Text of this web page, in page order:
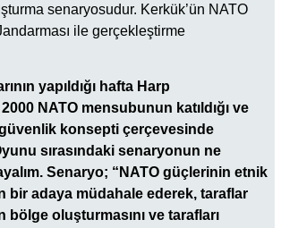
senaryosudur. Kerkük’ün NATO
ile gerçekleştirme
yapıldığı hafta Harp
NATO mensubunun katıldığı ve
güvenlik konsepti çerçevesinde
sırasındaki senaryonun ne
Senaryo; “NATO güçlerinin etnik
bir adaya müdahale ederek, taraflar
bölge oluşturmasını ve tarafları